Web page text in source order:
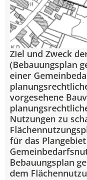
Ziel und Zweck
(Bebauungsplan
einer
vorgesehene
Nutzungen zu
für das
Bebauungsplan
dem